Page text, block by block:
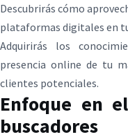
Descubrirás cómo
plataformas digitales en
Adquirirás los
presencia online de tu
clientes potenciales.
Enfoque en
buscadores